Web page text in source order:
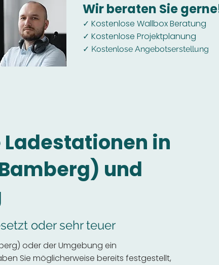
Wir beraten Sie
✓ Kostenlose Wallbox Beratung
✓ Kostenlose Projektplanung
✓ Kostenlose Angebotserstellung
in
und
oder sehr teuer
oder der Umgebung ein
Sie möglicherweise bereits festgestellt,